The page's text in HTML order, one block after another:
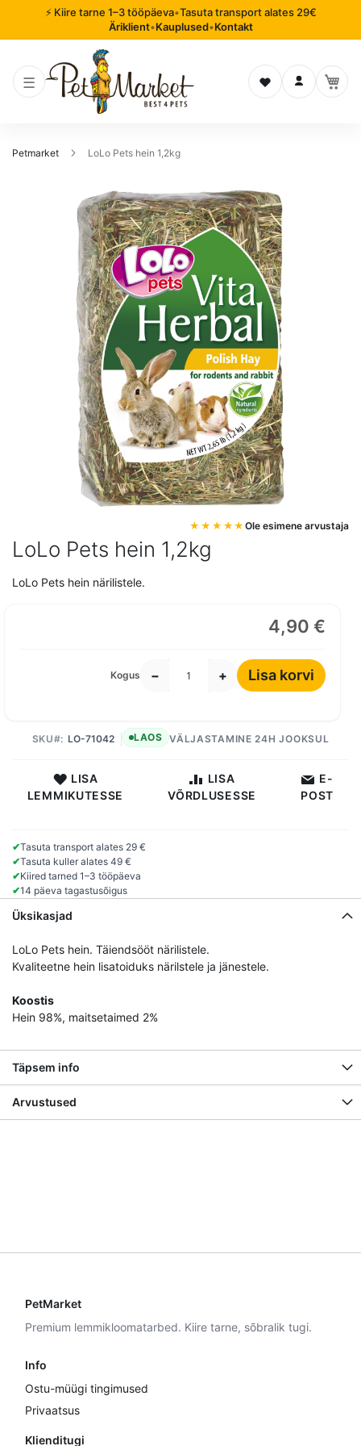
⚡ Kiire tarne 1–3 tööpäeva•Tasuta transport alates 29€
Äriklient•Kauplused•Kontakt
Soovinimekiri
Logi sisse
Petmarket LoLo Pets hein 1,2kg
LoLo Pets hein 1,2kg
Ole esimene arvustaja
LoLo Pets hein närilistele.
4,90 €
Kogus − + Lisa korvi
VÄLJASTAMINE 24H JOOKSUL
SKU LO-71042 LAOS
LISA
LEMMIKUTESSE
LISA
VÕRDLUSESSE
E-
POST
✔Tasuta transport alates 29 €
✔Tasuta kuller alates 49 €
✔Kiired tarned 1–3 tööpäeva
✔14 päeva tagastusõigus
pildigalerii
algusesse
Üksikasjad
LoLo Pets hein. Täiendsööt närilistele.
Kvaliteetne hein lisatoiduks närilstele ja jänestele.
Koostis
Hein 98%, maitsetaimed 2%
Täpsem info
Arvustused
PetMarket
Premium lemmikloomatarbed. Kiire tarne, sõbralik tugi.
Info
Ostu-müügi tingimused
Privaatsus
Klienditugi